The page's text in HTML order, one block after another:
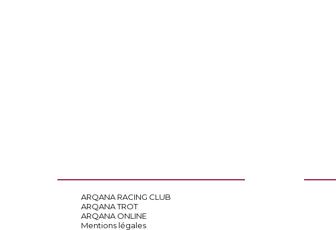
ARQANA RACING CLUB
ARQANA TROT
ARQANA ONLINE
Mentions légales